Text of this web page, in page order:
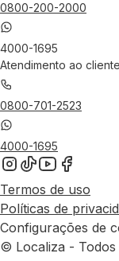
0800-200-2000
4000-1695
Atendimento ao cliente
0800-701-2523
4000-1695
Termos de uso
Políticas de
Configurações de
© Localiza - Todos